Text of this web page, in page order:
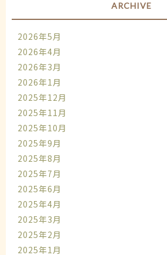
ARCHIVE
2026年5月
2026年4月
2026年3月
2026年1月
2025年12月
2025年11月
2025年10月
2025年9月
2025年8月
2025年7月
2025年6月
2025年4月
2025年3月
2025年2月
2025年1月